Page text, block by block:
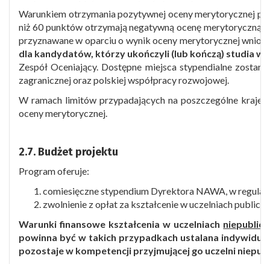
Warunkiem otrzymania pozytywnej oceny merytorycznej
niż 60 punktów otrzymają negatywną ocenę merytoryczną
przyznawane w oparciu o wynik oceny merytorycznej
dla kandydatów, którzy ukończyli (lub kończą) studia
Zespół Oceniający. Dostępne miejsca stypendialne
zagranicznej oraz polskiej współpracy rozwojowej.
W ramach limitów przypadających na poszczególne
oceny merytorycznej.
2.7. Budżet projektu
Program oferuje:
comiesięczne stypendium Dyrektora NAWA, w
zwolnienie z opłat za kształcenie w uczelniach
Warunki finansowe kształcenia w uczelniach
powinna być w takich przypadkach ustalana
pozostaje w kompetencji przyjmującej go uczelni